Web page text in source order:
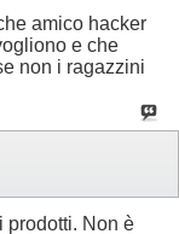
amico hacker
e che
non i ragazzini
prodotti. Non è